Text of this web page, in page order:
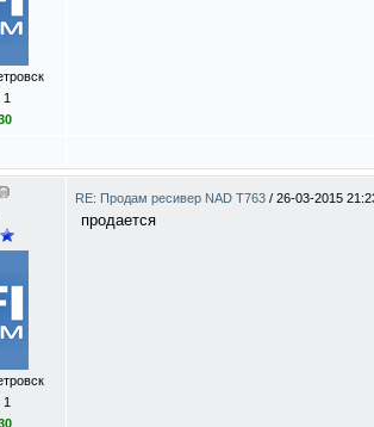
RE: Продам ресивер NAD T763 / 26-03-2015
продается